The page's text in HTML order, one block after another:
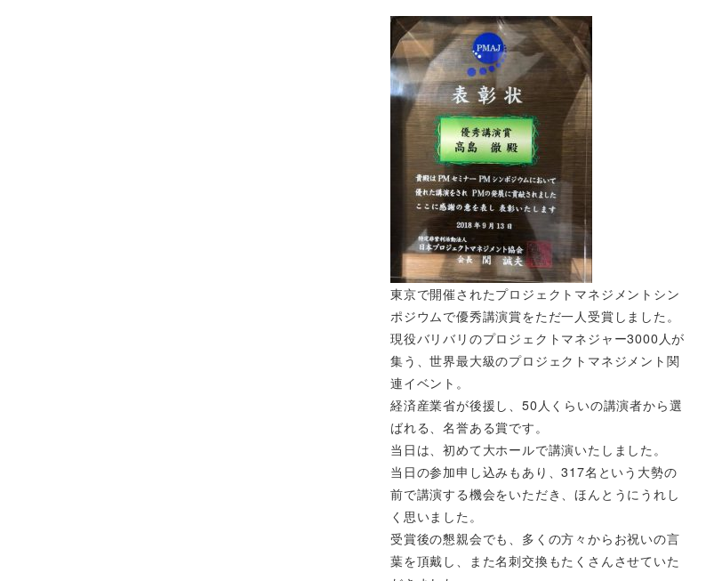
東京で開催されたプロジェクトマネジメントシン
ポジウムで優秀講演賞をただ一人受賞しました。
現役バリバリのプロジェクトマネジャー3000人が
集う、世界最大級のプロジェクトマネジメント関
連イベント。
経済産業省が後援し、50人くらいの講演者から選
ばれる、名誉ある賞です。
当日は、初めて大ホールで講演いたしました。
当日の参加申し込みもあり、317名という大勢の
前で講演する機会をいただき、ほんとうにうれし
く思いました。
受賞後の懇親会でも、多くの方々からお祝いの言
葉を頂戴し、また名刺交換もたくさんさせていた